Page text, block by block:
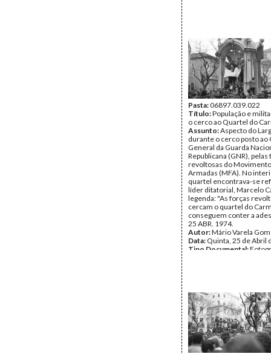
Pasta:06897.039.022
Título:População e
o cerco ao Quartel do
Assunto:Aspecto do
durante o cerco posto ao
General da Guarda
Republicana (GNR), pelas
revoltosas do
Armadas (MFA). No
quartel encontrava-se
líder ditatorial, Marcelo
legenda: "As forças
cercam o quartel do
conseguem conter a
25 ABR. 1974.
Autor:Mário Varela
Data: Quinta, 25 de Abril
Tipo Documental: